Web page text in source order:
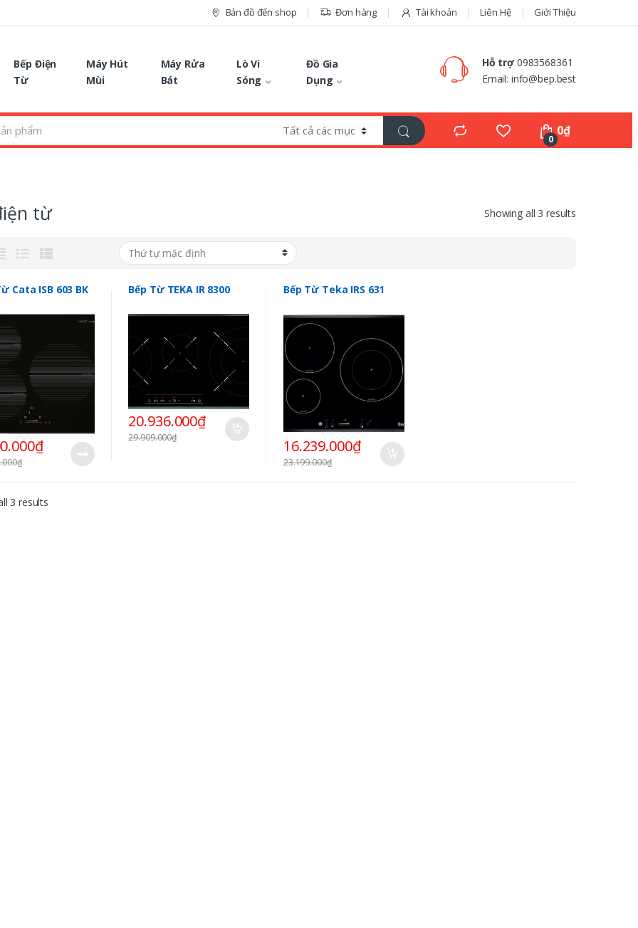
Bản đồ đến shop Đơn hàng Tài khoản Liên Hệ Giới Thiệu
Bếp Điện
Từ
Máy Hút
Mùi
Máy Rửa
Bát
Lò Vi
Sóng
Đồ Gia
Dụng
Hỗ trợ0983568361
Email: info@bep.best
0
0₫
từ Showing all 3 results
Cata ISB 603 BK
₫
₫
Bếp Từ TEKA IR 8300
20.936.000₫
29.909.000₫
Bếp Từ Teka IRS 631
16.239.000₫
23.199.000₫
3 results